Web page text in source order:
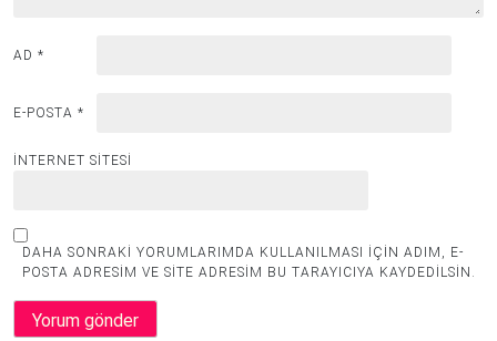
AD *
E-POSTA *
İNTERNET SITESI
DAHA SONRAKI YORUMLARIMDA KULLANILMASI IÇIN ADIM, E-
POSTA ADRESIM VE SITE ADRESIM BU TARAYICIYA KAYDEDILSIN.